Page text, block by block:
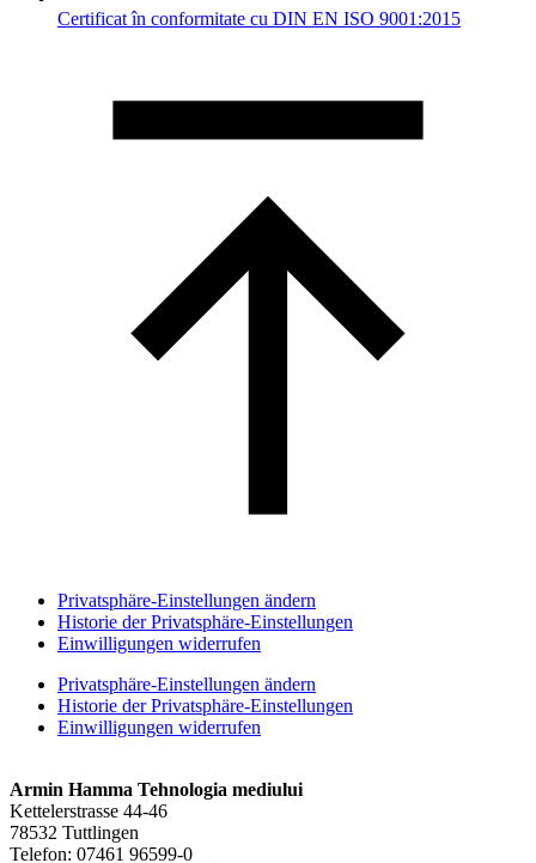
Certificat în conformitate cu DIN EN ISO 9001:2015
Privatsphäre-Einstellungen ändern
Historie der Privatsphäre-Einstellungen
Einwilligungen widerrufen
Privatsphäre-Einstellungen ändern
Historie der Privatsphäre-Einstellungen
Einwilligungen widerrufen
Armin Hamma Tehnologia mediului
Kettelerstrasse 44-46
78532 Tuttlingen
Telefon: 07461 96599-0